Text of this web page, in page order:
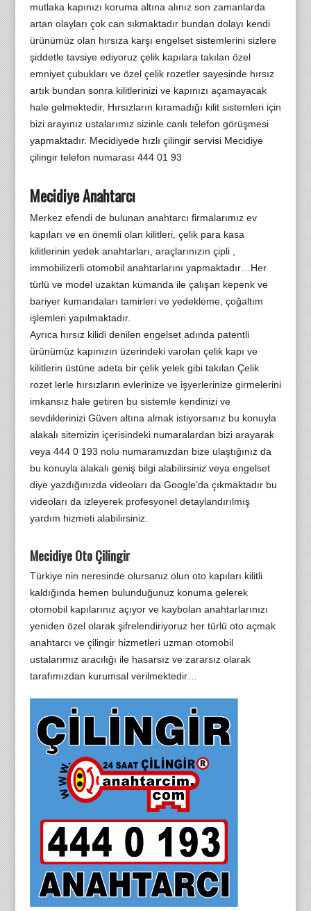
mutlaka kapınızı koruma altına alınız son zamanlarda
artan olayları çok can sıkmaktadır bundan dolayı kendi
ürünümüz olan hırsıza karşı engelset sistemlerini sizlere
şiddetle tavsiye ediyoruz çelik kapılara takılan özel
emniyet çubukları ve özel çelik rozetler sayesinde hırsız
artık bundan sonra kilitlerinizi ve kapınızı açamayacak
hale gelmektedir, Hırsızların kıramadığı kilit sistemleri için
bizi arayınız ustalarımız sizinle canlı telefon görüşmesi
yapmaktadır. Mecidiyede hızlı çilingir servisi Mecidiye
çilingir telefon numarası 444 01 93
Mecidiye Anahtarcı
Merkez efendi de bulunan anahtarcı firmalarımız ev
kapıları ve en önemli olan kilitleri, çelik para kasa
kilitlerinin yedek anahtarları, araçlarınızın çipli ,
immobilizerli otomobil anahtarlarını yapmaktadır…Her
türlü ve model uzaktan kumanda ile çalışan kepenk ve
bariyer kumandaları tamirleri ve yedekleme, çoğaltım
işlemleri yapılmaktadır.
Ayrıca hırsız kilidi denilen engelset adında patentli
ürünümüz kapınızın üzerindeki varolan çelik kapı ve
kilitlerin üstüne adeta bir çelik yelek gibi takılan Çelik
rozet lerle hırsızların evlerinize ve işyerlerinize girmelerini
imkansız hale getiren bu sistemle kendinizi ve
sevdiklerinizi Güven altına almak istiyorsanız bu konuyla
alakalı sitemizin içerisindeki numaralardan bizi arayarak
veya 444 0 193 nolu numaramızdan bize ulaştığınız da
bu konuyla alakalı geniş bilgi alabilirsiniz veya engelset
diye yazdığınızda videoları da Google’da çıkmaktadır bu
videoları da izleyerek profesyonel detaylandırılmış
yardım hizmeti alabilirsiniz.
Mecidiye Oto Çilingir
Türkiye nin neresinde olursanız olun oto kapıları kilitli
kaldığında hemen bulunduğunuz konuma gelerek
otomobil kapılarınız açıyor ve kaybolan anahtarlarınızı
yeniden özel olarak şifrelendiriyoruz her türlü oto açmak
anahtarcı ve çilingir hizmetleri uzman otomobil
ustalarımız aracılığı ile hasarsız ve zararsız olarak
tarafımızdan kurumsal verilmektedir…